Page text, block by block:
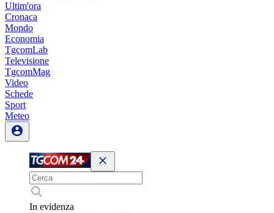
Ultim'ora
Cronaca
Mondo
Economia
TgcomLab
Televisione
TgcomMag
Video
Schede
Sport
Meteo
In evidenza